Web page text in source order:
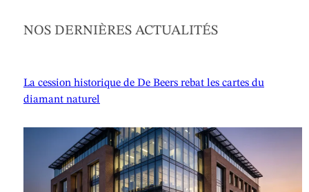
NOS DERNIÈRES ACTUALITÉS
La cession historique de De Beers rebat les cartes du
diamant naturel